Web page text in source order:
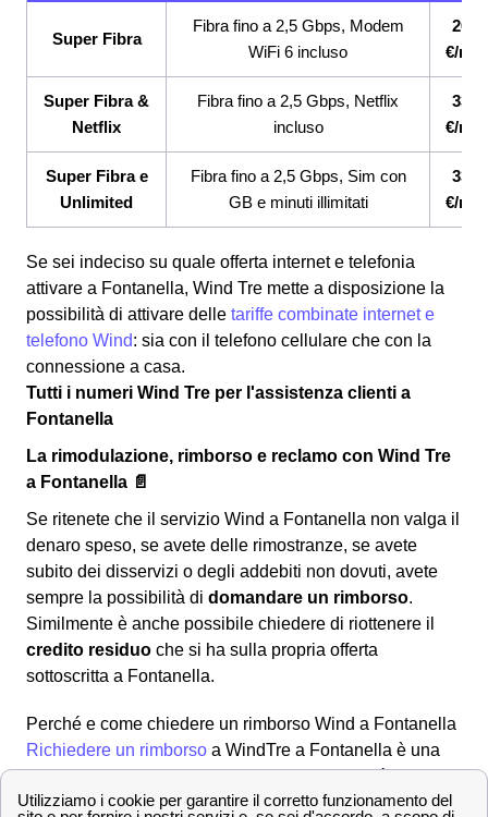
Super Fibra
Fibra fino a 2,5 Gbps, Modem
WiFi 6 incluso
€/
Super Fibra &
Netflix
Fibra fino a 2,5 Gbps, Netflix
incluso
€/
Super Fibra e
Unlimited
Fibra fino a 2,5 Gbps, Sim con
GB e minuti illimitati
€/
Se sei indeciso su quale offerta internet e telefonia
attivare a Fontanella, Wind Tre mette a disposizione la
possibilità di attivare delle tariffe combinate internet e
telefono Wind: sia con il telefono cellulare che con la
connessione a casa.
Tutti i numeri Wind Tre per l'assistenza clienti a
Fontanella
La rimodulazione, rimborso e reclamo con Wind Tre
a Fontanella 📄
Se ritenete che il servizio Wind a Fontanella non valga il
denaro speso, se avete delle rimostranze, se avete
subito dei disservizi o degli addebiti non dovuti, avete
sempre la possibilità di domandare un rimborso.
Similmente è anche possibile chiedere di riottenere il
credito residuo che si ha sulla propria offerta
sottoscritta a Fontanella.
Perché e come chiedere un rimborso Wind a Fontanella
Richiedere un rimborso a WindTre a Fontanella è una
procedura alquanto semplice e lineare che può essere
svolta per molteplici ragioni, ad esempio: